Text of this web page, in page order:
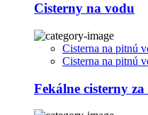
Cisterny na vodu
Cisterna na pitnú
Cisterna na pitnú
Fekálne cisterny